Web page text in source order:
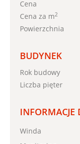
Cena
Cena za m2
Powierzchnia
BUDYNEK
Rok budowy
Liczba pięter
INFORMACJE
Winda